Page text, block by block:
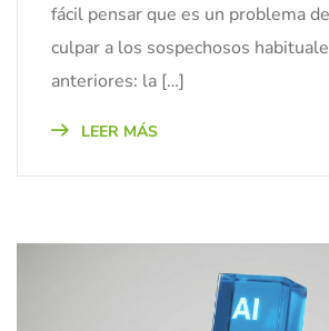
fácil pensar que es un problema
culpar a los sospechosos
anteriores: la […]
LEER MÁS